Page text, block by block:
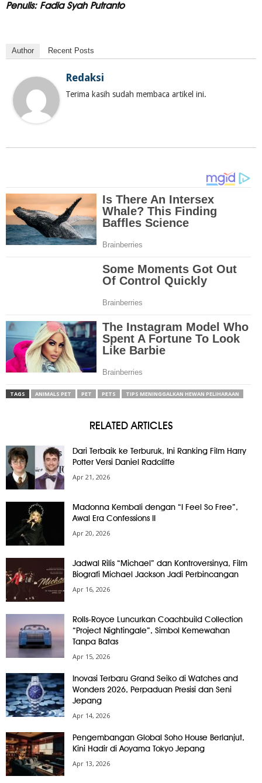
Penulis: Fadia Syah Putranto
Author Recent Posts
Redaksi
Terima kasih sudah membaca artikel ini.
TAGS ANIMALS PET PET PETS TIPS MENINGGALKAN HEWAN PELIHARAAN
RELATED ARTICLES
Dari Terbaik ke Terburuk, Ini Ranking Film Harry
Potter Versi Daniel Radcliffe
Apr 21, 2026
Madonna Kembali dengan “I Feel So Free”,
Awal Era Confessions II
Apr 20, 2026
Jadwal Rilis “Michael” dan Kontroversinya, Film
Biografi Michael Jackson Jadi Perbincangan
Apr 16, 2026
Rolls-Royce Luncurkan Coachbuild Collection
“Project Nightingale”, Simbol Kemewahan
Tanpa Batas
Apr 15, 2026
Inovasi Terbaru Grand Seiko di Watches and
Wonders 2026, Perpaduan Presisi dan Seni
Jepang
Apr 14, 2026
Pengembangan Global Soho House Berlanjut,
Kini Hadir di Aoyama Tokyo Jepang
Apr 13, 2026